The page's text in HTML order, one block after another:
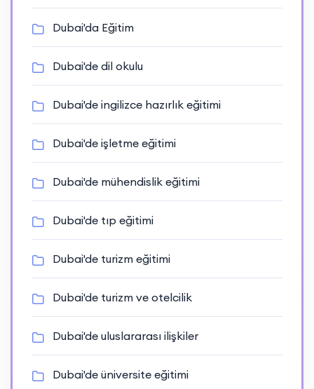
Dubai'da Eğitim
Dubai'de dil okulu
Dubai'de ingilizce hazırlık eğitimi
Dubai'de işletme eğitimi
Dubai'de mühendislik eğitimi
Dubai'de tıp eğitimi
Dubai'de turizm eğitimi
Dubai'de turizm ve otelcilik
Dubai'de uluslararası ilişkiler
Dubai'de üniversite eğitimi